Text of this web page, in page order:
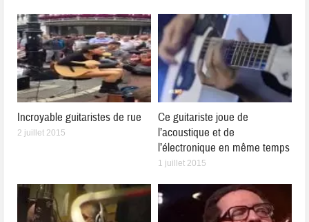
Incroyable guitaristes de rue
2 juillet 2015
Ce guitariste joue de
l’acoustique et de
l’électronique en même temps
1 juillet 2015